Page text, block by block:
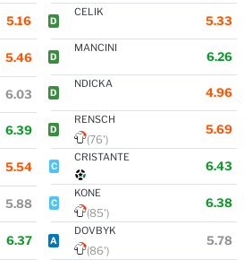
5.16
5.46
6.03
6.39
5.54
5.88
6.37
D
CELIK
5.33
D
MANCINI
6.26
D
NDICKA
4.96
D
RENSCH
(76')
5.69
C
CRISTANTE
6.43
C
KONE
(85')
6.38
A
DOVBYK
(86')
5.78